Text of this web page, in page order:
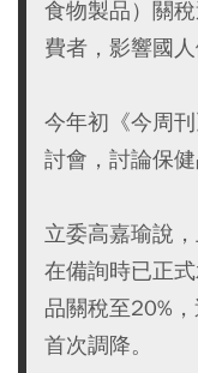
食物製品）關
費者，影響國
今年初《今周
討會，討論保健
立委高嘉瑜說
在備詢時已正
品關稅至20%
首次調降。